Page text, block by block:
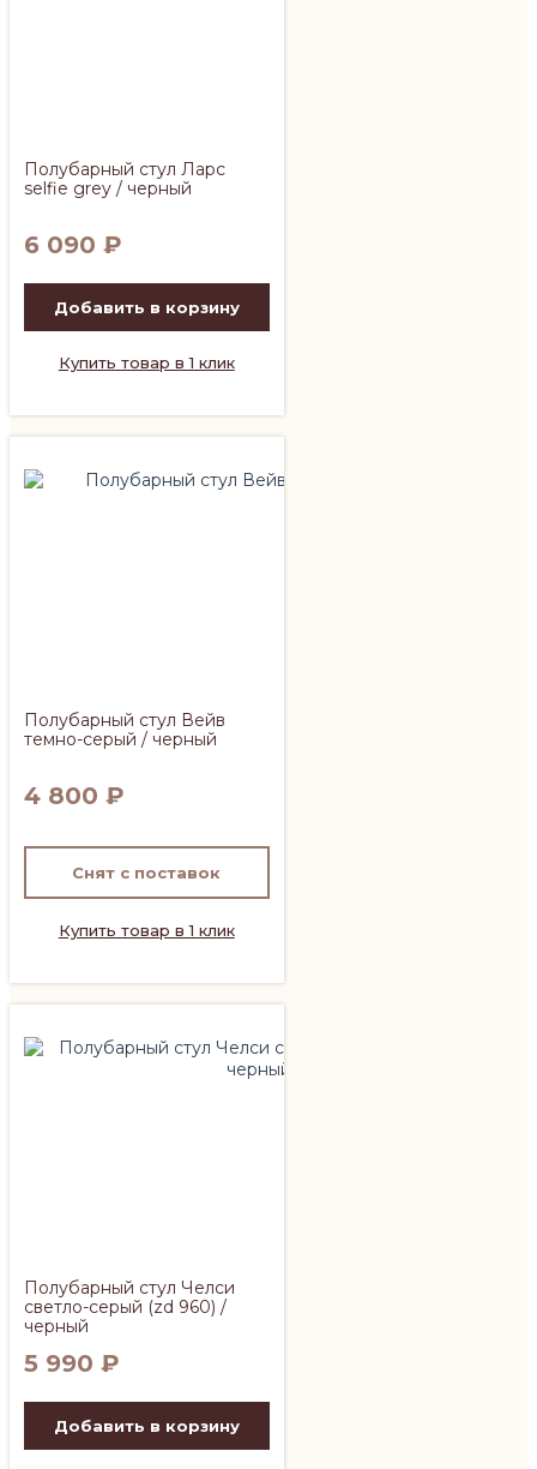
Полубарный стул Ларс
selfie grey / черный
6 090 ₽
Добавить в корзину
Купить товар в 1 клик
Полубарный стул Вейв
темно-серый / черный
4 800 ₽
Снят с поставок
Купить товар в 1 клик
Полубарный стул Челси
светло-серый (zd 960) /
черный
5 990 ₽
Добавить в корзину